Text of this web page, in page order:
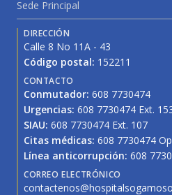
Sede Principal
DIRECCIÓN
Calle 8 No 11A - 43
Código postal: 152211
CONTACTO
Conmutador: 608 7730474
Urgencias: 608 7730474 Ext.
SIAU: 608 7730474 Ext. 107
Citas médicas: 608 7730474
Línea anticorrupción: 608
CORREO ELECTRÓNICO